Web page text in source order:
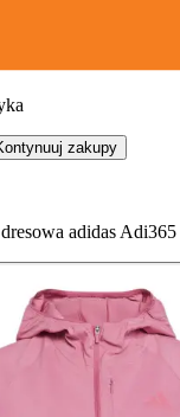
zakupy
adidas